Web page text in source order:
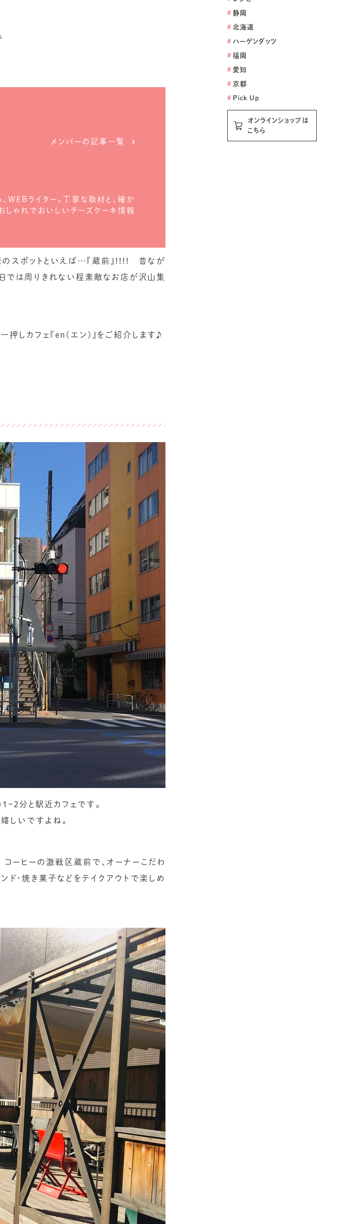
# 静岡
# 北海道
# ハーゲンダッツ
# 福岡
# 愛知
# 京都
# Pick Up
オンラインショップは
こちら
メンバーの記事一覧
WEBライター。丁寧な取材と、確か
しゃれでおいしいチーズケーキ情報
のスポットといえば…『蔵前』!!!! 昔なが
では周りきれない程素敵なお店が沢山集
しカフェ『en(エン)』をご紹介します♪
分と駅近カフェです。
しいですよね。
ーヒーの激戦区蔵前で、オーナーこだわ
・焼き菓子などをテイクアウトで楽しめ